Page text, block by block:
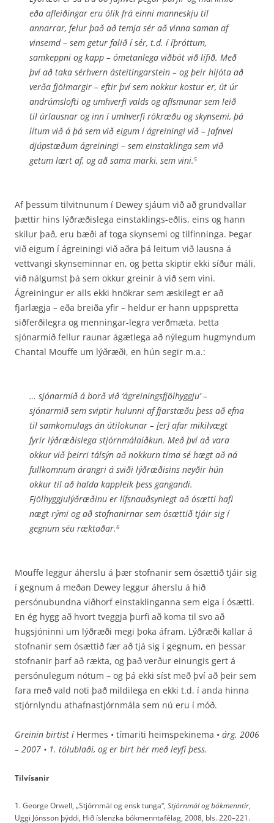
eða afleiðingar eru ólík frá einni manneskju til
annarrar, felur það að temja sér að vinna saman af
vinsemd – sem getur falið í sér, t.d. í íþróttum,
samkeppni og kapp – ómetanlega viðbót við lífið. Með
því að taka sérhvern ásteitingarstein – og þeir hljóta að
verða fjölmargir – eftir því sem nokkur kostur er, út úr
andrúmslofti og umhverfi valds og aflsmunar sem leið
til úrlausnar og inn í umhverfi rökræðu og skynsemi, þá
lítum við á þá sem við eigum í ágreiningi við – jafnvel
djúpstæðum ágreiningi – sem einstaklinga sem við
getum lært af, og að sama marki, sem vini.5
Af þessum tilvitnunum í Dewey sjáum við að grundvallar
þættir hins lýðræðislega einstaklings-eðlis, eins og hann
skilur það, eru bæði af toga skynsemi og tilfinninga. Þegar
við eigum í ágreiningi við aðra þá leitum við lausna á
vettvangi skynseminnar en, og þetta skiptir ekki síður máli,
við nálgumst þá sem okkur greinir á við sem vini.
Ágreiningur er alls ekki hnökrar sem æskilegt er að
fjarlægja – eða breiða yfir – heldur er hann uppspretta
siðferðilegra og menningar-legra verðmæta. Þetta
sjónarmið fellur raunar ágætlega að nýlegum hugmyndum
Chantal Mouffe um lýðræði, en hún segir m.a.:
… sjónarmið á borð við ‘ágreiningsfjölhyggju’ –
sjónarmið sem sviptir hulunni af fjarstæðu þess að efna
til samkomulags án útilokunar – [er] afar mikilvægt
fyrir lýðræðislega stjórnmálaiðkun. Með því að vara
okkur við þeirri tálsýn að nokkurn tíma sé hægt að ná
fullkomnum árangri á sviði lýðræðisins neyðir hún
okkur til að halda kappleik þess gangandi.
Fjölhyggjulýðræðinu er lífsnauð­synlegt að ósætti hafi
nægt rými og að stofnanirnar sem ósættið tjáir sig í
gegnum séu ræktaðar.6
Mouffe leggur áherslu á þær stofnanir sem ósættið tjáir sig
í gegnum á meðan Dewey leggur áherslu á hið
persónubundna viðhorf einstaklinganna sem eiga í ósætti.
En ég hygg að hvort tveggja þurfi að koma til svo að
hugsjóninni um lýðræði megi þoka áfram. Lýðræði kallar á
stofnanir sem ósættið fær að tjá sig í gegnum, en þessar
stofnanir þarf að rækta, og það verður einungis gert á
persónulegum nótum – og þá ekki síst með því að þeir sem
fara með vald noti það mildilega en ekki t.d. í anda hinna
stjórnlyndu athafnastjórnmála sem nú eru í móð.
Greinin birtist íHermes • tímariti heimspekinema • árg. 2006
– 2007 • 1. tölublaði, og er birt hér með leyfi þess.
Tilvísanir
1. George Orwell, „Stjórnmál og ensk tunga“, Stjórnmál og bókmenntir,
Uggi Jónsson þýddi, Hið íslenzka bókmenntafélag, 2008, bls. 220–221.